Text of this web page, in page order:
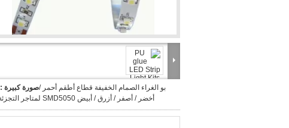
صورة كبيرة :بو الغراء الصمام الخفيفة قطاع أطقم أحمر /
أخضر / أصفر / أزرق / أبيض SMD5050 لمتاجر التجزئة